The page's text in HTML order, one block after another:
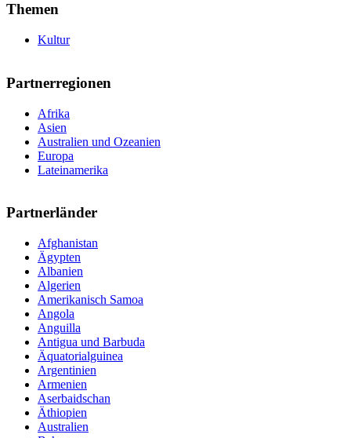
Themen
Kultur
Partnerregionen
Afrika
Asien
Australien und Ozeanien
Europa
Lateinamerika
Partnerländer
Afghanistan
Ägypten
Albanien
Algerien
Amerikanisch Samoa
Angola
Anguilla
Antigua und Barbuda
Äquatorialguinea
Argentinien
Armenien
Aserbaidschan
Äthiopien
Australien